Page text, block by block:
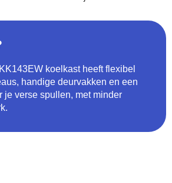
koelkast heeft flexibel
handige deurvakken en een
je verse spullen, met minder